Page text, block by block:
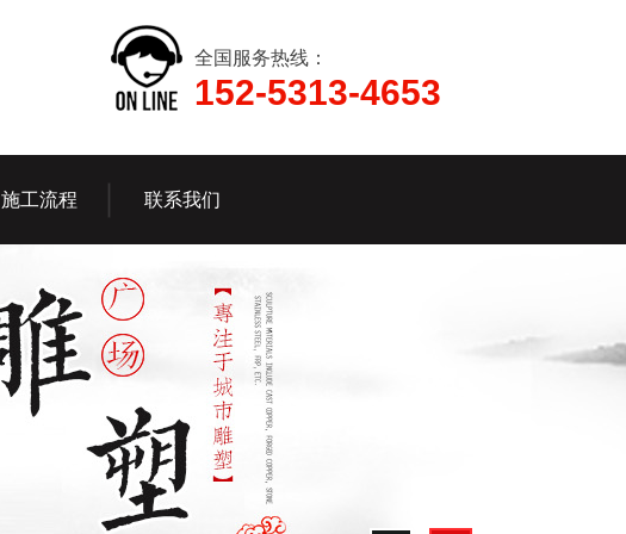
全国服务热线：
152-5313-4653
施工流程 联系我们